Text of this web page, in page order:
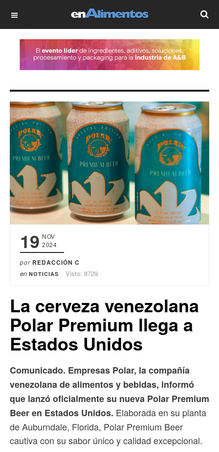
OFF CANVAS
19 NOV
2024
por REDACCIÓN C
en NOTICIAS Visto: 8729
La cerveza venezolana
Polar Premium llega a
Estados Unidos
Comunicado. Empresas Polar, la compañía
venezolana de alimentos y bebidas, informó
que lanzó oficialmente su nueva Polar Premium
Beer en Estados Unidos. Elaborada en su planta
de Auburndale, Florida, Polar Premium Beer
cautiva con su sabor único y calidad excepcional.